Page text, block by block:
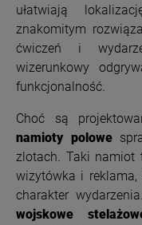
ułatwiają
znakomitym
ćwiczeń i
wizerunkowy
funkcjonalność.
Choć są
namioty polowe
zlotach. Taki namiot
wizytówka i
charakter
wojskowe